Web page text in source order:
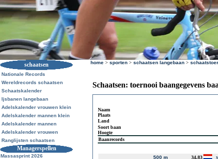
schaatsen
Nationale Records
Wereldrecords schaatsen
Schaatskalender
Ijsbanen langebaan
Adelskalender vrouwen klein
Adelskalender mannen klein
Adelskalender mannen
Adelskalender vrouwen
Ranglijsten schaatsen
Managerspellen
Massasprint 2026
home > sporten > schaatsen langebaan >
Schaatsen: toernooi baangegevens
Naam
Plaats
Land
Soort baan
Hoogte
Baanrecords
500 m 34.83